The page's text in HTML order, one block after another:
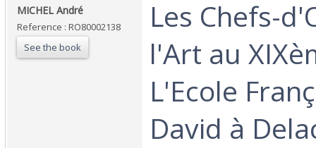
‎MICHEL André‎
Reference : RO80002138
See the book
‎Les Chefs-
l'Art au
L'Ecole
David à